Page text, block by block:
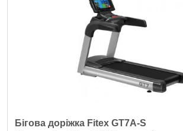
Бігова доріжка Fitex GT7A-S